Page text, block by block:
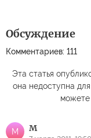
Обсуждение
Комментариев: 111
Эта статья
она недоступна
можете
M M